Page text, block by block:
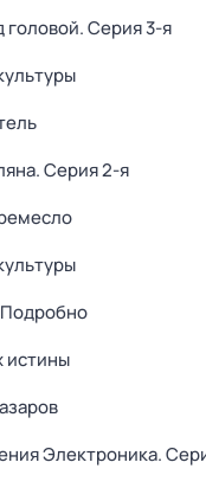
головой. Серия 3-я
. Серия 2-я
истины
Электроника.